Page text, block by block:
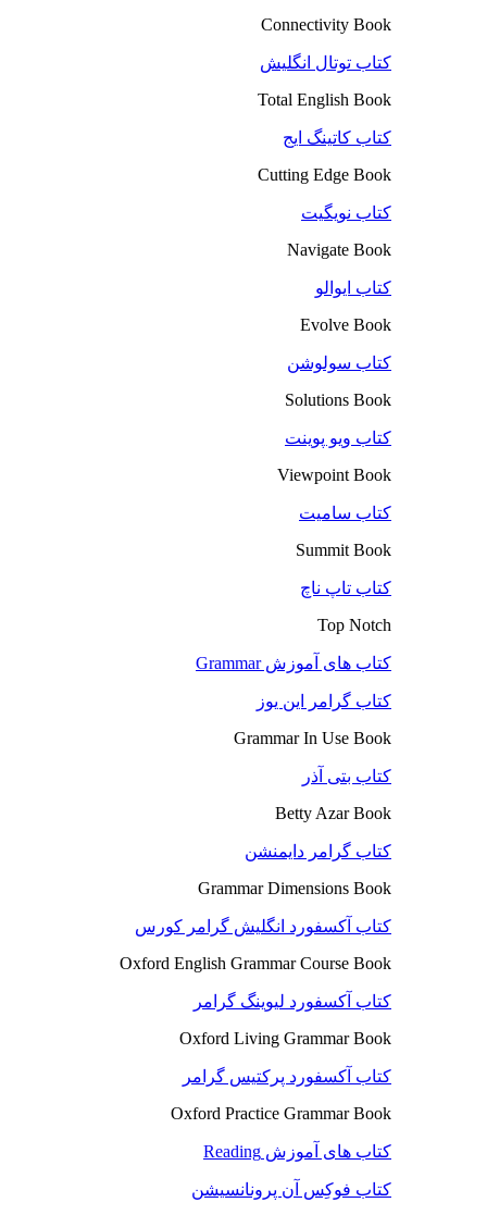
Connectivity Book
کتاب توتال انگلیش
Total English Book
کتاب کاتینگ ایج
Cutting Edge Book
کتاب نویگیت
Navigate Book
کتاب ایوالو
Evolve Book
کتاب سولوشن
Solutions Book
کتاب ویو پوینت
Viewpoint Book
کتاب سامیت
Summit Book
کتاب تاپ ناچ
Top Notch
کتاب های آموزش Grammar
کتاب گرامر این یوز
Grammar In Use Book
کتاب بتی آذر
Betty Azar Book
کتاب گرامر دایمنشن
Grammar Dimensions Book
کتاب آکسفورد انگلیش گرامر کورس
Oxford English Grammar Course Book
کتاب آکسفورد لیوینگ گرامر
Oxford Living Grammar Book
کتاب آکسفورد پرکتیس گرامر
Oxford Practice Grammar Book
کتاب های آموزش Reading
کتاب فوکِس آن پرونانسیشن